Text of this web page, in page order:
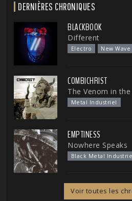
DERNIÈRES CHRONIQUES
BLACKBOOK
Different
Electro New Wave
COMBICHRIST
The Venom in
Metal Industriel
EMPTINESS
Nowhere Speaks
Black Metal
Voir toutes les